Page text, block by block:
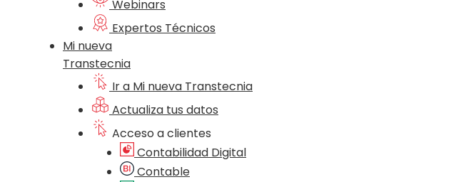
Webinars
Expertos Técnicos
Mi nueva
Transtecnia
Ir a Mi nueva Transtecnia
Actualiza tus datos
Acceso a clientes
Contabilidad Digital
Contable